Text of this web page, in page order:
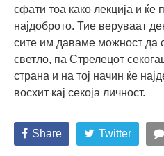
сфати тоа како лекција и
најдоброто. Тие веруваат
сите им даваме можност да
светло, па Стрелецот
страна и на тој начин ќе
восхит кај секоја личност.
Share Twitter